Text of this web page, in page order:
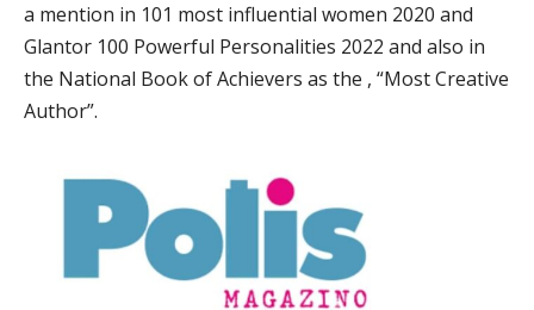
a mention in 101 most influential women 2020 and
Glantor 100 Powerful Personalities 2022 and also in
the National Book of Achievers as the , “Most Creative
Author”.